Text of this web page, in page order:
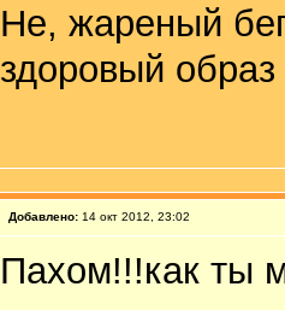
Не, жареный
здоровый
Добавлено: 14 окт 2012, 23:02
Пахом!!!как ты